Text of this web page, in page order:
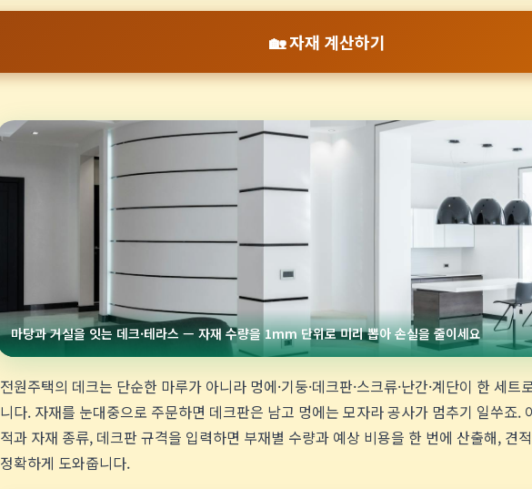
🏡 자재 계산하기
마당과 거실을 잇는 데크·테라스 — 자재 수량을 1mm 단위로 미리 뽑아 손실을 줄이세요
전원주택의 데크는 단순한 마루가 아니라 멍에·기둥·데크판·스크류·난간·계단이 한 세트
니다. 자재를 눈대중으로 주문하면 데크판은 남고 멍에는 모자라 공사가 멈추기 일쑤죠.
적과 자재 종류, 데크판 규격을 입력하면 부재별 수량과 예상 비용을 한 번에 산출해, 견
정확하게 도와줍니다.